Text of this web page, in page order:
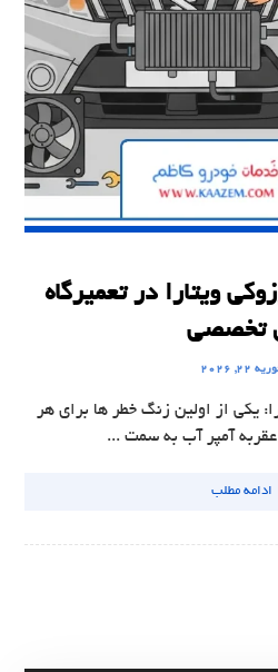
ویتارا در تعمیرگاه
تخصصی
۲۲, ۲۰۲۶
یکی از اولین زنگ خطر ها برای هر
عقربه آمپر آب به سمت ...
ادامه مطلب